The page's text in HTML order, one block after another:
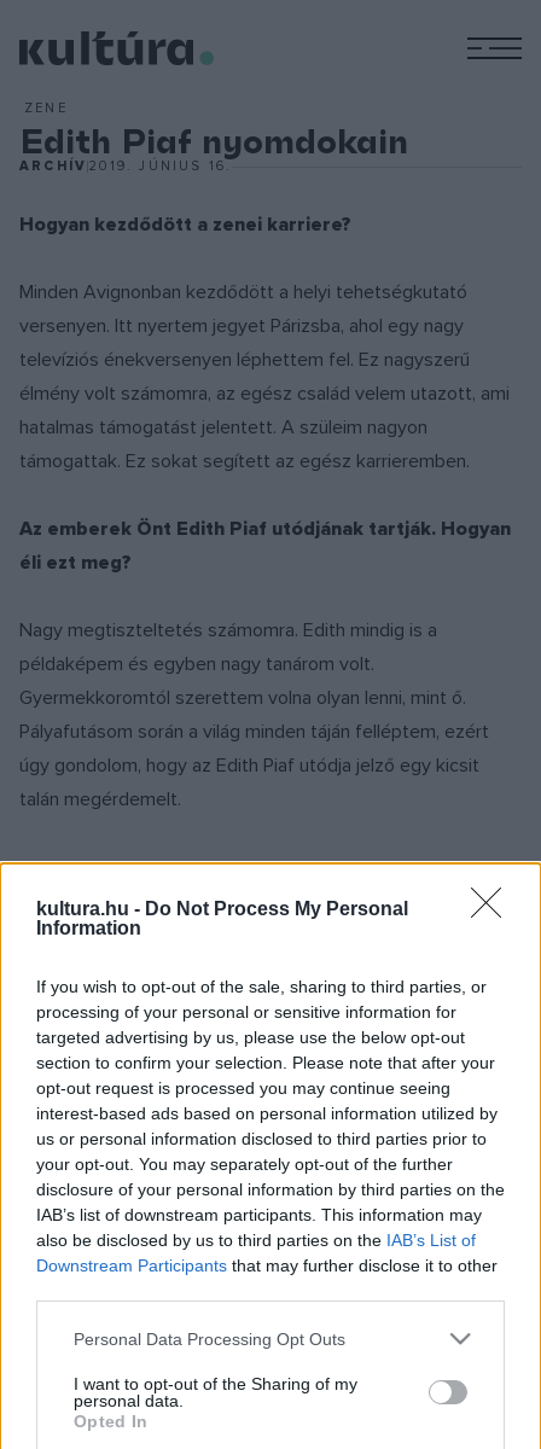
kultura.hu - Do Not Process My Personal
Information
If you wish to opt-out of the sale, sharing to third parties, or
processing of your personal or sensitive information for
targeted advertising by us, please use the below opt-out
section to confirm your selection. Please note that after your
opt-out request is processed you may continue seeing
interest-based ads based on personal information utilized by
us or personal information disclosed to third parties prior to
your opt-out. You may separately opt-out of the further
disclosure of your personal information by third parties on the
IAB’s list of downstream participants. This information may
also be disclosed by us to third parties on the IAB’s List of
Downstream Participants that may further disclose it to other
Please note that this website/app uses one or more Google
not limited to your visit or usage behaviour. You may click to
grant or deny consent to Google and its third-party tags to
use your data for below specified purposes in below Google
Personal Data Processing Opt Outs
I want to opt-out of the Sharing of my
personal data.
Opted In
ZENE
Edith Piaf nyomdokain
ARCHÍV2019. JÚNIUS 16.
Hogyan kezdődött a zenei karriere?
Minden Avignonban kezdődött a helyi tehetségkutató
versenyen. Itt nyertem jegyet Párizsba, ahol egy nagy
televíziós énekversenyen léphettem fel. Ez nagyszerű
élmény volt számomra, az egész család velem utazott, ami
hatalmas támogatást jelentett. A szüleim nagyon
támogattak. Ez sokat segített az egész karrieremben.
Az emberek Önt Edith Piaf utódjának tartják. Hogyan
éli ezt meg?
Nagy megtiszteltetés számomra. Edith mindig is a
példaképem és egyben nagy tanárom volt.
Gyermekkoromtól szerettem volna olyan lenni, mint ő.
Pályafutásom során a világ minden táján felléptem, ezért
úgy gondolom, hogy az Edith Piaf utódja jelző egy kicsit
talán megérdemelt.
A zene világában már ötven éve jelen van. Van
Az a tény, hogy még mindig összpontosítok, és úgymond a
csúcson vagyok, azáltal lehetséges, hogy sohasem
változtattam meg elveimet és szokásaimat. Önmagam
voltam, vagyok és leszek is mindig. Egész életemben azt
csinálom, amit szeretek, tehát énekelek.
Van valami különleges módszer testének formában
tartására? A világ számos részén való koncertezés
bizonyára fizikailag is megterhelő.
Ha az életerő forrásáról beszélünk, akkor törődnünk kell a